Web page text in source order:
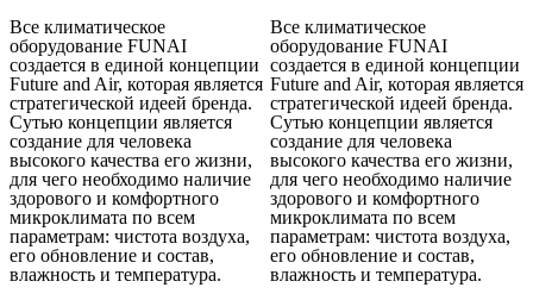
Все климатическое
оборудование FUNAI
создается в единой концепции
Future and Air, которая является
стратегической идеей бренда.
Сутью концепции является
создание для человека
высокого качества его жизни,
для чего необходимо наличие
здорового и комфортного
микроклимата по всем
параметрам: чистота воздуха,
его обновление и состав,
влажность и температура.
Все климатическое
оборудование FUNAI
создается в единой концепции
Future and Air, которая является
стратегической идеей бренда.
Сутью концепции является
создание для человека
высокого качества его жизни,
для чего необходимо наличие
здорового и комфортного
микроклимата по всем
параметрам: чистота воздуха,
его обновление и состав,
влажность и температура.